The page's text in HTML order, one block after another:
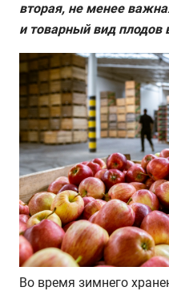
вторая, не менее
и товарный вид плодов
Во время зимнего